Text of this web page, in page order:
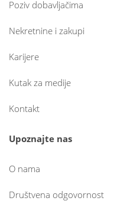
Poziv dobavljačima
Nekretnine i zakupi
Karijere
Kutak za medije
Kontakt
Upoznajte nas
O nama
Društvena odgovornost